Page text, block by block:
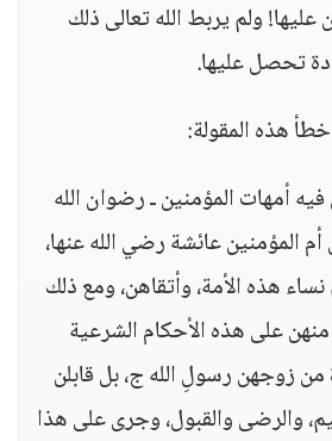
ولم يربط الله تعالى ذلك
تحصل عليها.
خطأ هذه المقولة:
أمهات المؤمنين ـ رضوان الله
المؤمنين عائشة رضي الله عنها،
هذه الأمة، وأتقاهن، ومع ذلك
على هذه الأحكام الشرعية
زوجهن رسولِ الله ج، بل قابلن
والرضى والقبول، وجرى على هذا